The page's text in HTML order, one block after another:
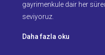
gayrimenkule dair her
seviyoruz.
Daha fazla oku